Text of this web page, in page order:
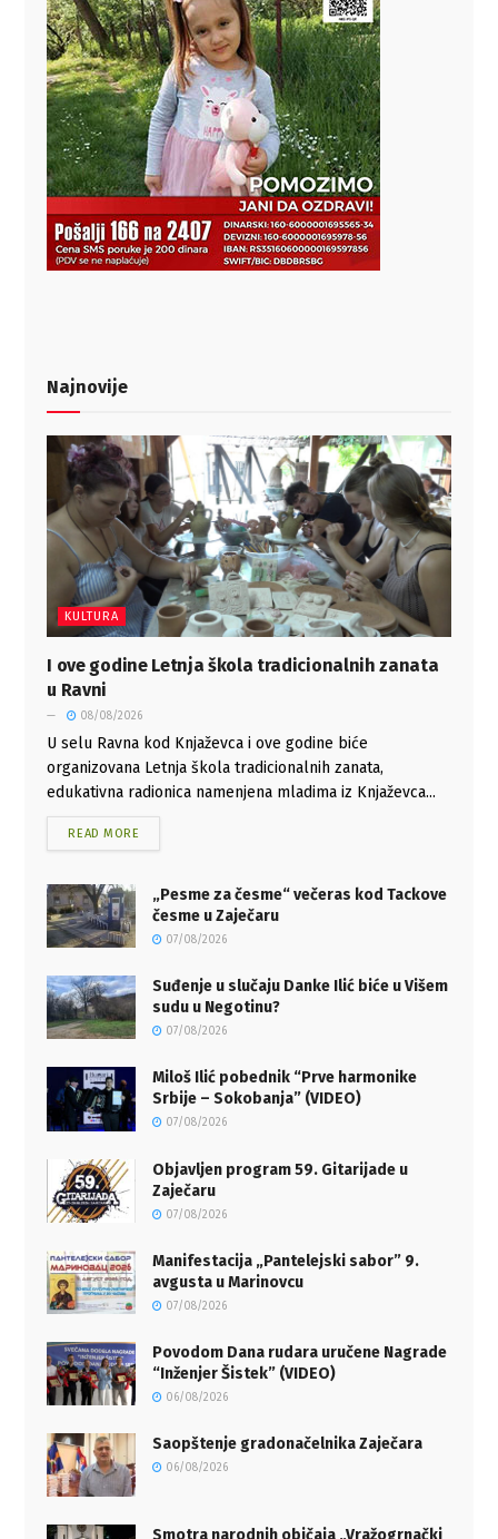
Najnovije
KULTURA
I ove godine Letnja škola tradicionalnih zanata
u Ravni
08/08/2026
U selu Ravna kod Knjaževca i ove godine biće
organizovana Letnja škola tradicionalnih zanata,
edukativna radionica namenjena mladima iz Knjaževca...
READ MORE
„Pesme za česme“ večeras kod Tackove
česme u Zaječaru
07/08/2026
Suđenje u slučaju Danke Ilić biće u Višem
sudu u Negotinu?
07/08/2026
Miloš Ilić pobednik “Prve harmonike
Srbije – Sokobanja” (VIDEO)
07/08/2026
Objavljen program 59. Gitarijade u
Zaječaru
07/08/2026
Manifestacija „Pantelejski sabor” 9.
avgusta u Marinovcu
07/08/2026
Povodom Dana rudara uručene Nagrade
“Inženjer Šistek” (VIDEO)
06/08/2026
Saopštenje gradonačelnika Zaječara
06/08/2026